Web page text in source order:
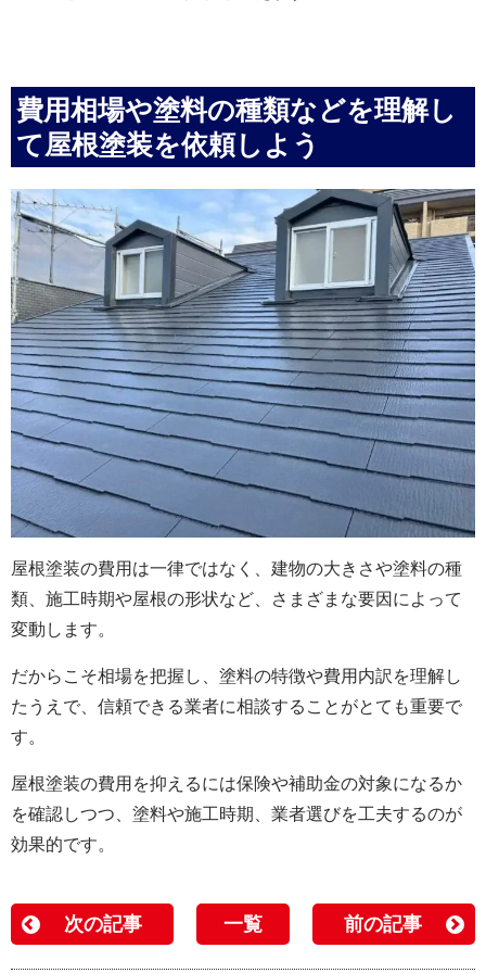
費用相場や塗料の種類などを理解し
て屋根塗装を依頼しよう
屋根塗装の費用は一律ではなく、建物の大きさや塗料の種
類、施工時期や屋根の形状など、さまざまな要因によって
変動します。
だからこそ相場を把握し、塗料の特徴や費用内訳を理解し
たうえで、信頼できる業者に相談することがとても重要で
す。
屋根塗装の費用を抑えるには保険や補助金の対象になるか
を確認しつつ、塗料や施工時期、業者選びを工夫するのが
効果的です。
次の記事 一覧 前の記事